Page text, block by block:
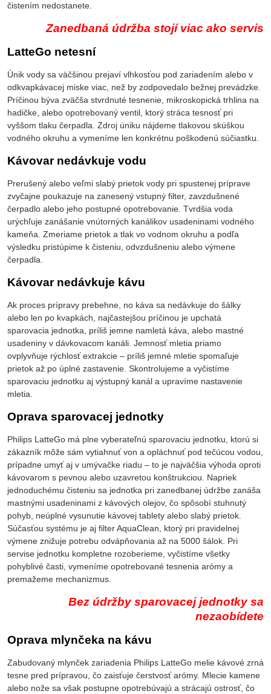
čistením nedostanete.
Zanedbaná údržba stojí viac ako servis
LatteGo netesní
Únik vody sa väčšinou prejaví vlhkosťou pod zariadením alebo v
odkvapkávacej miske viac, než by zodpovedalo bežnej prevádzke.
Príčinou býva zväčša stvrdnuté tesnenie, mikroskopická trhlina na
hadičke, alebo opotrebovaný ventil, ktorý stráca tesnosť pri
vyššom tlaku čerpadla. Zdroj úniku nájdeme tlakovou skúškou
vodného okruhu a vymeníme len konkrétnu poškodenú súčiastku.
Kávovar nedávkuje vodu
Prerušený alebo veľmi slabý prietok vody pri spustenej príprave
zvyčajne poukazuje na zanesený vstupný filter, zavzdušnené
čerpadlo alebo jeho postupné opotrebovanie. Tvrdšia voda
urýchľuje zanášanie vnútorných kanálikov usadeninami vodného
kameňa. Zmeriame prietok a tlak vo vodnom okruhu a podľa
výsledku pristúpime k čisteniu, odvzdušneniu alebo výmene
čerpadla.
Kávovar nedávkuje kávu
Ak proces prípravy prebehne, no káva sa nedávkuje do šálky
alebo len po kvapkách, najčastejšou príčinou je upchatá
sparovacia jednotka, príliš jemne namletá káva, alebo mastné
usadeniny v dávkovacom kanáli. Jemnosť mletia priamo
ovplyvňuje rýchlosť extrakcie – príliš jemné mletie spomaľuje
prietok až po úplné zastavenie. Skontrolujeme a vyčistíme
sparovaciu jednotku aj výstupný kanál a upravíme nastavenie
mletia.
Oprava sparovacej jednotky
Philips LatteGo má plne vyberateľnú sparovaciu jednotku, ktorú si
zákazník môže sám vytiahnuť von a opláchnuť pod tečúcou vodou,
prípadne umyť aj v umývačke riadu – to je najväčšia výhoda oproti
kávovarom s pevnou alebo uzavretou konštrukciou. Napriek
jednoduchému čisteniu sa jednotka pri zanedbanej údržbe zanáša
mastnými usadeninami z kávových olejov, čo spôsobí stuhnutý
pohyb, neúplné vysunutie kávovej tablety alebo slabý prietok.
Súčasťou systému je aj filter AquaClean, ktorý pri pravidelnej
výmene znižuje potrebu odvápňovania až na 5000 šálok. Pri
servise jednotku kompletne rozoberieme, vyčistíme všetky
pohyblivé časti, vymeníme opotrebované tesnenia arómy a
premažeme mechanizmus.
Bez údržby sparovacej jednotky sa
nezaobídete
Oprava mlynčeka na kávu
Zabudovaný mlynček zariadenia Philips LatteGo melie kávové zrná
tesne pred prípravou, čo zaisťuje čerstvosť arómy. Mlecie kamene
alebo nože sa však postupne opotrebúvajú a strácajú ostrosť, čo